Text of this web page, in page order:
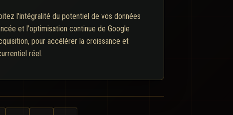
l'intégralité du potentiel de vos données
et l'optimisation continue de Google
pour accélérer la croissance et
réel.